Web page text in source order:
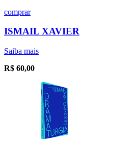
comprar
ISMAIL XAVIER
Saiba mais
R$ 60,00